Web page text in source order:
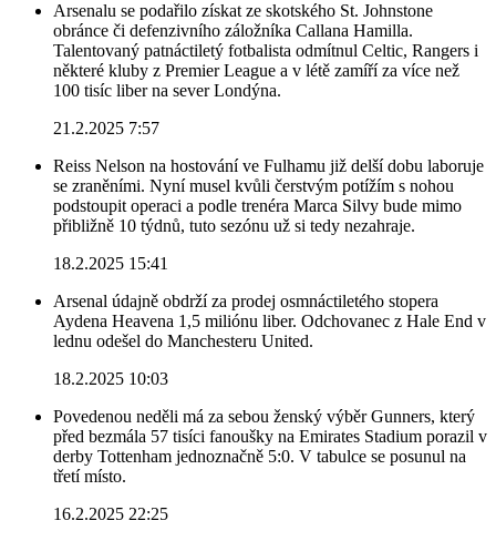
Arsenalu se podařilo získat ze skotského St. Johnstone
obránce či defenzivního záložníka Callana Hamilla.
Talentovaný patnáctiletý fotbalista odmítnul Celtic, Rangers i
některé kluby z Premier League a v létě zamíří za více než
100 tisíc liber na sever Londýna.
21.2.2025 7:57
Reiss Nelson na hostování ve Fulhamu již delší dobu laboruje
se zraněními. Nyní musel kvůli čerstvým potížím s nohou
podstoupit operaci a podle trenéra Marca Silvy bude mimo
přibližně 10 týdnů, tuto sezónu už si tedy nezahraje.
18.2.2025 15:41
Arsenal údajně obdrží za prodej osmnáctiletého stopera
Aydena Heavena 1,5 miliónu liber. Odchovanec z Hale End v
lednu odešel do Manchesteru United.
18.2.2025 10:03
Povedenou neděli má za sebou ženský výběr Gunners, který
před bezmála 57 tisíci fanoušky na Emirates Stadium porazil v
derby Tottenham jednoznačně 5:0. V tabulce se posunul na
třetí místo.
16.2.2025 22:25